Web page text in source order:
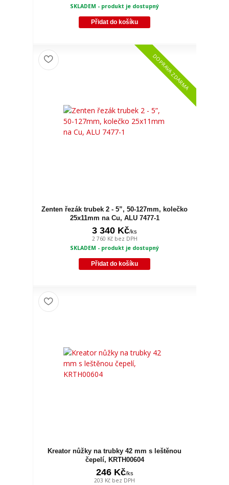
SKLADEM - produkt je dostupný
Přidat do košíku
DOPRAVA ZDARMA
Zenten řezák trubek 2 - 5”, 50-127mm, kolečko
25x11mm na Cu, ALU 7477-1
3 340 Kč/ks
2 760 Kč bez DPH
SKLADEM - produkt je dostupný
Přidat do košíku
Kreator nůžky na trubky 42 mm s leštěnou
čepelí, KRTH00604
246 Kč/ks
203 Kč bez DPH